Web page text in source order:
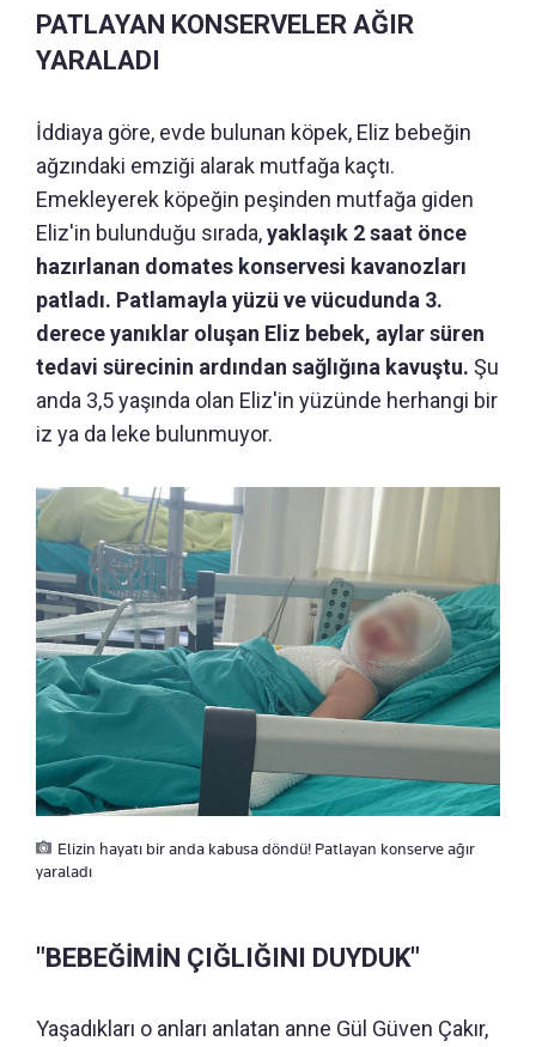
PATLAYAN KONSERVELER AĞIR
YARALADI
İddiaya göre, evde bulunan köpek, Eliz bebeğin
ağzındaki emziği alarak mutfağa kaçtı.
Emekleyerek köpeğin peşinden mutfağa giden
Eliz'in bulunduğu sırada,yaklaşık 2 saat önce
hazırlanan domates konservesi kavanozları
patladı. Patlamayla yüzü ve vücudunda 3.
derece yanıklar oluşan Eliz bebek, aylar süren
tedavi sürecinin ardından sağlığına kavuştu. Şu
anda 3,5 yaşında olan Eliz'in yüzünde herhangi bir
iz ya da leke bulunmuyor.
Elizin hayatı bir anda kabusa döndü! Patlayan konserve ağır
yaraladı
"BEBEĞİMİN ÇIĞLIĞINI DUYDUK"
Yaşadıkları o anları anlatan anne Gül Güven Çakır,